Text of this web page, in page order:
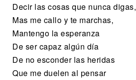
Decir las cosas que nunca digas,
Mas me callo y te marchas,
Mantengo la esperanza
De ser capaz algún día
De no esconder las heridas
Que me duelen al pensar